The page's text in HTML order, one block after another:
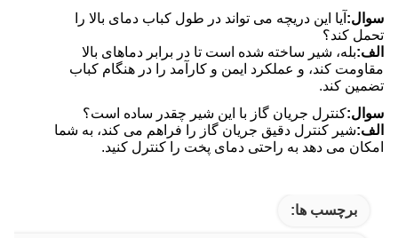
سوال: آیا این دریچه می تواند در طول کباب دمای بالا را
تحمل کند؟
الف:بله، شیر ساخته شده است تا در برابر دماهای بالا
مقاومت کند، و عملکرد ایمن و کارآمد را در هنگام کباب
تضمین کند.
سوال:کنترل جریان گاز با این شیر چقدر ساده است؟
الف:شیر کنترل دقیق جریان گاز را فراهم می کند، به شما
امکان می دهد به راحتی دمای پخت را کنترل کنید.
برچسب ها: